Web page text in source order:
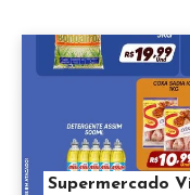
Supermercado